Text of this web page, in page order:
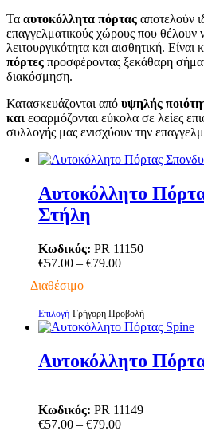
Τα αυτοκόλλητα πόρτας αποτελούν
επαγγελματικούς χώρους που θέλουν
λειτουργικότητα και αισθητική. Είναι
πόρτες προσφέροντας ξεκάθαρη
διακόσμηση.
Κατασκευάζονται από υψηλής
και εφαρμόζονται εύκολα σε λείες
συλλογής μας ενισχύουν την
Αυτοκόλλητο
Στήλη
Κωδικός: PR 11150
€57.00 – €79.00Price
€79.00
Διαθέσιμο
Επιλογή Αυτό
το
πολλαπλές
επιλογές
μπορούν
Γρήγορη Προβολή
Αυτοκόλλητο
Κωδικός: PR 11149
€57.00 – €79.00Price